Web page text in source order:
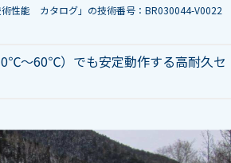
性能 カタログ」の技術番号：BR030044-V0022
～60℃）でも安定動作する高耐久セ